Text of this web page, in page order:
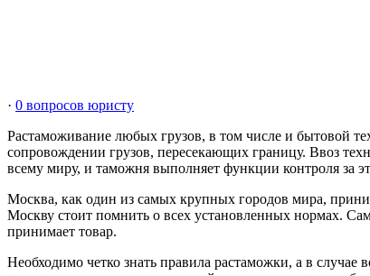
· 0 вопросов юристу
Растаможивание любых грузов, в том числе и бытовой
сопровождении грузов, пересекающих границу. Ввоз
всему миру, и таможня выполняет функции контроля за
Москва, как один из самых крупных городов мира,
Москву стоит помнить о всех установленных нормах.
принимает товар.
Необходимо четко знать правила растаможки, а в